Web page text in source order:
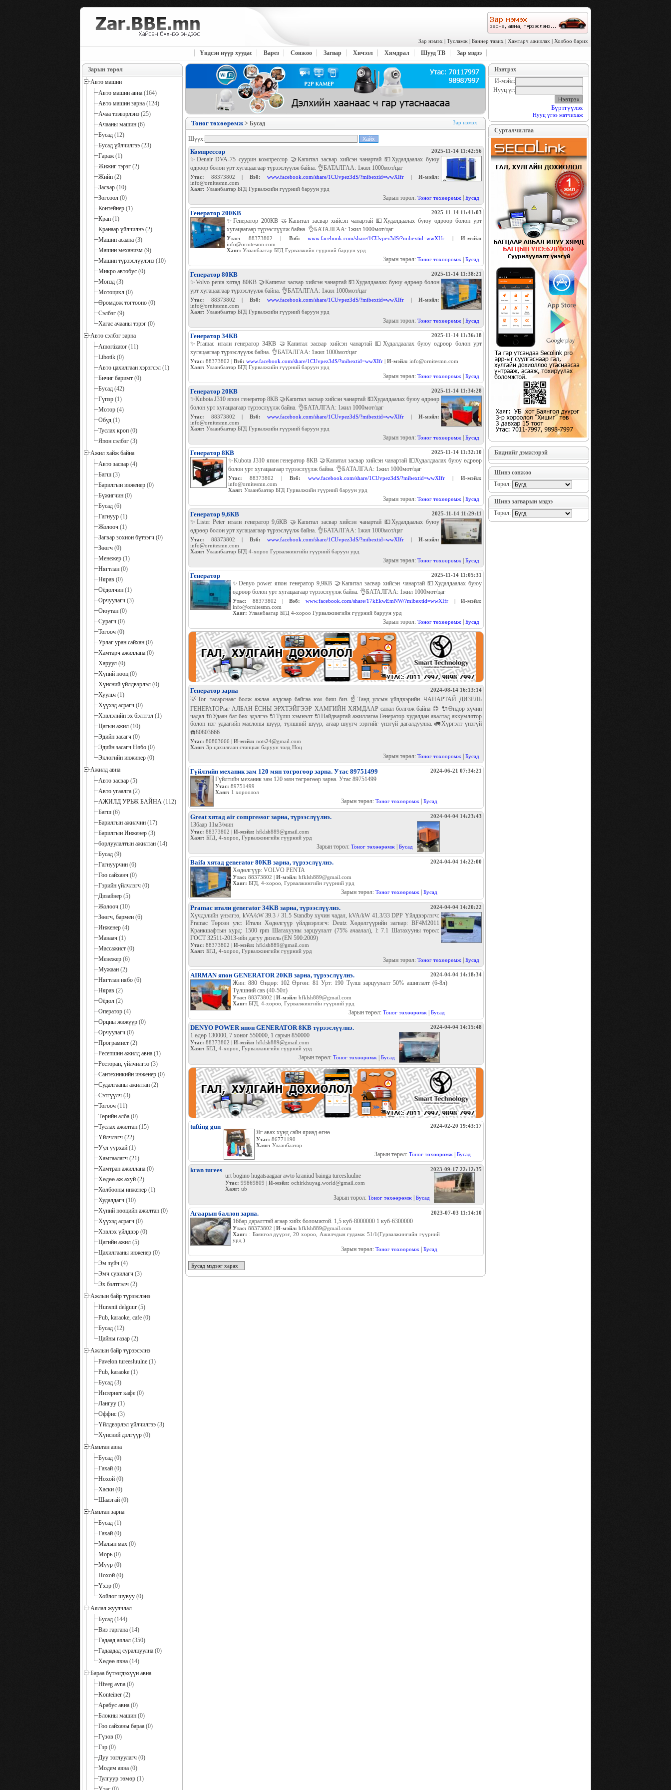
Зар нэмэх | Тусламж | Баннер тавих | Хамтарч ажиллах | Холбоо барих
Үндсэн нүүр хуудас Варез Сонжоо Загвар Хичээл Хямдрал Шууд ТВ Зар мэдээ
Зарын төрөл
Авто машин
Авто машин авна (164)
Авто машин зарна (124)
Ачаа тээвэрлэнэ (25)
Ачааны машин (6)
Бусад (12)
Бусад үйлчилгээ (23)
Гараж(1)
Жижиг тэрэг (2)
Жийп (2)
Засвар (10)
Зогсоол (0)
Контейнер (1)
Кран (1)
Кранаар үйлчилнэ (2)
Машин асаана (3)
Машин механизм (9)
Машин түрээслүүлэнэ (10)
Микро автобус (0)
Мопэд (3)
Мотоцикл (0)
Өрөмдөж тогтооно (0)
Сэлбэг (9)
Хагас ачааны тэрэг (0)
Авто сэлбэг зарна
Amortizator (11)
Libotik (0)
Авто цахилгаан хэрэгсэл (1)
Бичиг баримт (0)
Бусад (42)
Гүпэр (1)
Мотор (4)
Обуд (1)
Туслах кроп (0)
Япон сэлбэг (3)
Ажил хайж байна
Авто засвар (4)
Багш (3)
Барилгын инженер (0)
Бүжигчин (0)
Бусад (6)
Гагнуур (1)
Жолооч (1)
Загвар зохион бүтээгч (0)
Зөөгч (0)
Менежер (1)
Нягтлан (0)
Нярав (0)
Оёдолчин (1)
Орчуулагч (3)
Оюутан (0)
Сурагч (0)
Тогооч (0)
Урлаг уран сайхан (0)
Хамтарч ажиллана (0)
Харуул (0)
Хүний нөөц (0)
Хүнсний үйлдвэрлэл (0)
Хуульч (1)
Хүүхэд асрагч (0)
Хэвлэлийн эх бэлтгэл (1)
Цагын ажил (10)
Эдийн засагч (0)
Эдийн засагч Нябо (0)
Эклогийн инжинер (0)
Ажилд авна
Авто засвар (5)
Авто угаалга (2)
АЖИЛД УРЬЖ БАЙНА (112)
Багш (6)
Барилгын ажилчин (17)
Барилгын Инженер (3)
борлуулалтын ажилтан (14)
Бусад (9)
Гагнуурчин (6)
Гоо сайханч (0)
Гэрийн үйлчлэгч (0)
Дизайнер (5)
Жолооч (10)
Зөөгч, бармен (6)
Инженер (4)
Манаач (1)
Массажист (0)
Менежер (6)
Мужаан (2)
Нягтлан нябо (6)
Нярав (2)
Оёдол (2)
Оператор (4)
Орцны жижүүр (0)
Орчуулагч (0)
Програмист (2)
Ресепшин ажилд авна (1)
Ресторан, үйлчилгээ (3)
Сантехникийн инженер (0)
Судалгааны ажилтан (2)
Сэтгүүлч (3)
Тогооч (11)
Төрийн алба (0)
Туслах ажилтан (15)
Үйлчлэгч (22)
Уул уурхай (1)
Хамгаалагч (21)
Хамтран ажиллана (0)
Хөдөө аж ахуй (2)
Холбооны инженер (1)
Худалдагч (10)
Хүний нөөцийн ажилтан (0)
Хүүхэд асрагч (0)
Хэвлэх үйлдвэр (0)
Цагийн ажил (5)
Цахилгааны инженер (0)
Эм зүйч (4)
Эмч сувилагч (3)
Эх бэлтгэлч (2)
Ажлын байр түрээслэнэ
Hunsnii delguur (5)
Pub, karaoke, cafe (0)
Бусад (12)
Цайны газар (2)
Ажлын байр түрээсэлнэ
Pavelon tureesluulne (1)
Pub, karaoke (1)
Бусад (3)
Интернет кафе (0)
Лангуу (1)
Оффис (3)
Үйлдвэрлэл үйлчилгээ (3)
Хүнсний дэлгүүр (0)
Амьтан авна
Бусад (0)
Гахай (0)
Нохой (0)
Хаски (0)
Шаазгай (0)
Амьтан зарна
Бусад (1)
Гахай (0)
Малын мах (0)
Морь (0)
Муур (0)
Нохой (0)
Үхэр (0)
Хойлог шувуу (0)
Аялал жуулчлал
Бусад (144)
Виз гаргана (14)
Гадаад аялал (350)
Гадаадад суралцуулна (0)
Хөдөө явна (14)
Бараа бүтээгдэхүүн авна
Hiveg avna (0)
Konteiner (2)
Арабус авна (0)
Блокны машин (0)
Гоо сайханы бараа (0)
Гүзов (0)
Гэр (0)
Дуу тоглуулагч (0)
Модем авна (0)
Тулгуур төмөр (1)
Тоног төхөөрөмж> Бусад Зар нэмэх
Шүүх:
Компрессор 2025-11-14 11:42:56
✨Denair DVA-75 суурин компрессор 🤝Капитал засвар хийсэн чанартай 💵Худалдаалах буюу
өдрөөр болон урт хугацаагаар түрээслүүлж байна. 👌БАТАЛГАА: 1жил 1000мот/цаг
Утас: 88373802 | Вэб: www.facebook.com/share/1CUvpez3dS/?mibextid=wwXIfr | И-мэйл:
info@ornitesmn.com
Хаяг: Улаанбаатар БГД Гурвалжийн гүүрний баруун урд
Зарын төрөл: Тоног төхөөрөмж Бусад
Генератор 200КВ 2025-11-14 11:41:03
✨Генератор 200КВ 🤝Капитал засвар хийсэн чанартай 💵Худалдаалах буюу өдрөөр болон урт
хугацаагаар түрээслүүлж байна. 👌БАТАЛГАА: 1жил 1000мот/цаг
Утас: 88373802 | Вэб: www.facebook.com/share/1CUvpez3dS/?mibextid=wwXIfr |И-мэйл:
info@ornitesmn.com
Хаяг: Улаанбаатар БГД Гурвалжийн гүүрний баруун урд
Зарын төрөл: Тоног төхөөрөмж Бусад
Генератор 80КВ 2025-11-14 11:38:21
✨Volvo penta хятад 80КВ 🤝Капитал засвар хийсэн чанартай 💵Худалдаалах буюу өдрөөр болон
урт хугацаагаар түрээслүүлж байна. 👌БАТАЛГАА: 1жил 1000мот/цаг
Утас: 88373802 | Вэб: www.facebook.com/share/1CUvpez3dS/?mibextid=wwXIfr | И-мэйл:
info@ornitesmn.com
Хаяг: Улаанбаатар БГД Гурвалжийн гүүрний баруун урд
Зарын төрөл: Тоног төхөөрөмж Бусад
Генератор 34КВ 2025-11-14 11:36:18
✨Pramac итали генератор 34КВ 🤝Капитал засвар хийсэн чанартай 💵Худалдаалах буюу өдрөөр болон урт
хугацаагаар түрээслүүлж байна. 👌БАТАЛГАА: 1жил 1000мот/цаг
Утас: 88373802 | Вэб: www.facebook.com/share/1CUvpez3dS/?mibextid=wwXIfr | И-мэйл: info@ornitesmn.com
Хаяг: Улаанбаатар БГД Гурвалжийн гүүрний баруун урд
Зарын төрөл: Тоног төхөөрөмж Бусад
Генератор 20КВ 2025-11-14 11:34:28
✨Kubota J310 япон генератор 8КВ 🤝Капитал засвар хийсэн чанартай 💵Худалдаалах буюу өдрөөр
болон урт хугацаагаар түрээслүүлж байна. 👌БАТАЛГАА: 1жил 1000мот/цаг
Утас: 88373802 | Вэб: www.facebook.com/share/1CUvpez3dS/?mibextid=wwXIfr | И-мэйл:
info@ornitesmn.com
Хаяг: Улаанбаатар БГД Гурвалжийн гүүрний баруун урд
Зарын төрөл: Тоног төхөөрөмж Бусад
Генератор 8КВ 2025-11-14 11:32:10
✨Kubota J310 япон генератор 8КВ 🤝Капитал засвар хийсэн чанартай 💵Худалдаалах буюу өдрөөр
болон урт хугацаагаар түрээслүүлж байна. 👌БАТАЛГАА: 1жил 1000мот/цаг
Утас: 88373802 |Вэб: www.facebook.com/share/1CUvpez3dS/?mibextid=wwXIfr |И-мэйл:
info@ornitesmn.com
Хаяг: Улаанбаатар БГД Гурвалжийн гүүрний баруун урд
Зарын төрөл: Тоног төхөөрөмж Бусад
Генератор 9,6КВ 2025-11-14 11:29:11
✨Lister Peter итали генератор 9,6КВ 🤝Капитал засвар хийсэн чанартай 💵Худалдаалах буюу
өдрөөр болон урт хугацаагаар түрээслүүлж байна. 👌БАТАЛГАА: 1жил 1000мот/цаг
Утас: 88373802 | Вэб: www.facebook.com/share/1CUvpez3dS/?mibextid=wwXIfr | И-мэйл:
info@ornitesmn.com
Хаяг: Улаанбаатар БГД 4-хороо Гурвалжингийн гүүрний баруун урд
Зарын төрөл: Тоног төхөөрөмж Бусад
Генератор 2025-11-14 11:05:31
✨Denyo power япон генератор 9,9КВ 🤝Капитал засвар хийсэн чанартай 💵Худалдаалах буюу
өдрөөр болон урт хугацаагаар түрээслүүлж байна. 👌БАТАЛГАА: 1жил 1000мот/цаг
Утас: 88373802 | Вэб: www.facebook.com/share/17kEkwEmNW/?mibextid=wwXIfr | И-мэйл:
info@ornitesmn.com
Хаяг: Улаанбаатар БГД 4-хороо Гурвалжингийн гүүрний баруун урд
Зарын төрөл: Тоног төхөөрөмж Бусад
Генератор зарна 2024-08-14 16:13:14
💡Тог тасарснаас болж ажлаа алдсаар байгаа юм биш биз ☝️Танд улсын үйлдвэрийн ЧАНАРТАЙ ДИЗЕЛЬ
ГЕНЕРАТОРыг АЛБАН ЁСНЫ ЭРХТЭЙГЭЭР ХАМГИЙН ХЯМДААР санал болгож байна 😊 🔌Өндөр хүчин
чадал 🔌Удаан бат бөх эдэлгээ 🔌Түлш хэмнэлт 🔌Найдвартай ажиллагаа Генератор худалдан авалтад аккумлятор
болон нэг удаагийн маслоны шүүр, түлшний шүүр, агаар шүүгч зэргийг үнэгүй дагалдуулна. 🚛Хүргэлт үнэгүй
☎️80803666
Утас: 80803666 | И-мэйл: nots24@gmail.com
Хаяг: 3р цахилгаан станцын баруун талд Ноц
Зарын төрөл: Тоног төхөөрөмж Бусад
Гүйлтийн механик зам 120 мян төгрөгөөр зарна. Утас 89751499 2024-06-21 07:34:21
Гүйлтийн механик зам 120 мян төгрөгөөр зарна. Утас 89751499
Утас: 89751499
Хаяг: 1 хороолол
Зарын төрөл: Тоног төхөөрөмж Бусад
Great хятад air compressor зарна, түрээслүүлнэ. 2024-04-04 14:23:43
13баар 11м3/мин
Утас: 88373802 | И-мэйл: hfklsh889@gmail.com
Хаяг: БГД, 4-хороо, Гурвалжингийн гүүрний урд
Зарын төрөл: Тоног төхөөрөмж| Бусад
Baifa хятад generator 80KB зарна, түрээслүүлнэ. 2024-04-04 14:22:00
Хөдөлгүүр: VOLVO PENTA
Утас: 88373802 | И-мэйл: hfklsh889@gmail.com
Хаяг: БГД, 4-хороо, Гурвалжингийн гүүрний урд
Зарын төрөл: Тоног төхөөрөмж Бусад
Pramac итали generator 34KB зарна, түрээслүүлнэ. 2024-04-04 14:20:22
Хүчдэлийн үнэлгээ, kVA/kW 39.3 / 31.5 Standby хүчин чадал, kVA/kW 41.3/33 DPP Үйлдвэрлэгч:
Pramac Төрсөн улс: Итали Хөдөлгүүр үйлдвэрлэгч: Deutz Хөдөлгүүрийн загвар: BF4M2011
Кранкшафтын хурд: 1500 rpm Шатахууны зарцуулалт (75% ачаалал), l: 7.1 Шатахууны төрөл:
ГОСТ 32511-2013-ийн дагуу дизель (EN 590:2009)
Утас: 88373802 | И-мэйл: hfklsh889@gmail.com
Хаяг: БГД, 4-хороо, Гурвалжингийн гүүрний урд
Зарын төрөл: Тоног төхөөрөмж Бусад
AIRMAN япон GENERATOR 20KB зарна, түрээслүүлнэ. 2024-04-04 14:18:34
Жин: 880 Өндөр: 102 Өргөн: 81 Урт: 190 Түлш зарцуулалт 50% ашиглалт (6-8л)
Түлшний сав (40-50л)
Утас: 88373802 | И-мэйл: hfklsh889@gmail.com
Хаяг: БГД, 4-хороо, Гурвалжингийн гүүрний урд
Зарын төрөл: Тоног төхөөрөмж Бусад
DENYO POWER япон GENERATOR 8KB түрээслүүлнэ. 2024-04-04 14:15:48
1 өдөр 130000, 7 хоног 550000, 1 сарын 850000
Утас: 88373802 | И-мэйл: hfklsh889@gmail.com
Хаяг: БГД, 4-хороо, Гурвалжингийн гүүрний урд
Зарын төрөл: Тоног төхөөрөмж Бусад
tufting gun 2024-02-20 19:43:17
Яг авах хүнд сайн яриад өгнө
Утас: 86771190
Хаяг: Улаанбаатар
Зарын төрөл: Тоног төхөөрөмж Бусад
kran turees 2023-09-17 22:12:35
urt bogino hugatsaagaar awto kraniud bainga tureesluulne
Утас: 99869809 | И-мэйл: ochirkhuyag.world@gmail.com
Хаяг: ub
Зарын төрөл: Тоног төхөөрөмж Бусад
Агаарын баллон зарна. 2023-07-03 11:14:10
16бар даралттай агаар хийх боломжтой. 1,5 куб-8000000 1 куб-6300000
Утас: 88373802 | И-мэйл: hfklsh889@gmail.com
Хаяг: : Баянгол дүүрэг, 20 хороо, Ажилчдын гудамж 51/1(Гурвалжингийн гүүрний
урд )
Зарын төрөл: Тоног төхөөрөмж Бусад
Бусад мэдээг харах
Нэвтрэх
И-мэйл:
Нууц үг:
Бүртгүүлэх
Нууц үгээ матчихаж
Сурталчилгаа
Биднийг дэмжээрэй
Шинэ сонжоо
Төрөл:
Шинэ загварын мэдээ
Төрөл: